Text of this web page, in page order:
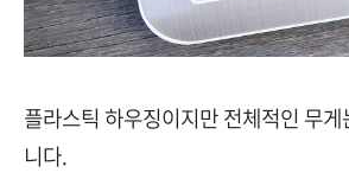
플라스틱 하우징이지만 전체적인 무
니다.